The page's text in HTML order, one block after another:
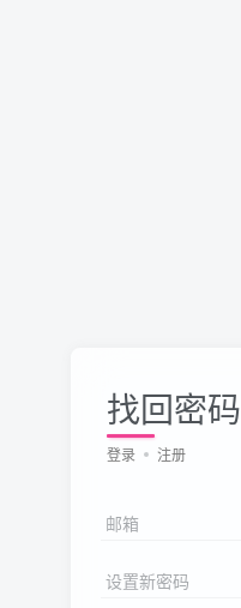
找回密码
登录 注册
邮箱
设置新密码